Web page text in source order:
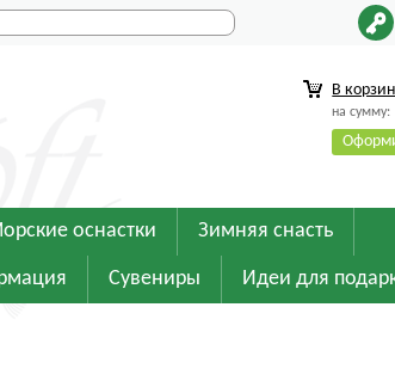
В
на сумму:
оснастки Зимняя снасть
Сувениры Идеи для